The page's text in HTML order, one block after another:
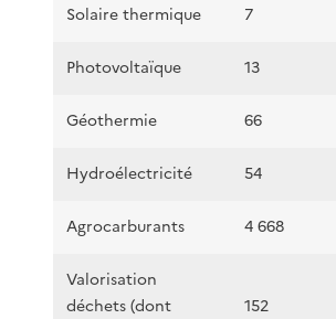
Solaire thermique 7
Photovoltaïque 13
Géothermie 66
Hydroélectricité 54
Agrocarburants 4 668
Valorisation
déchets (dont
152